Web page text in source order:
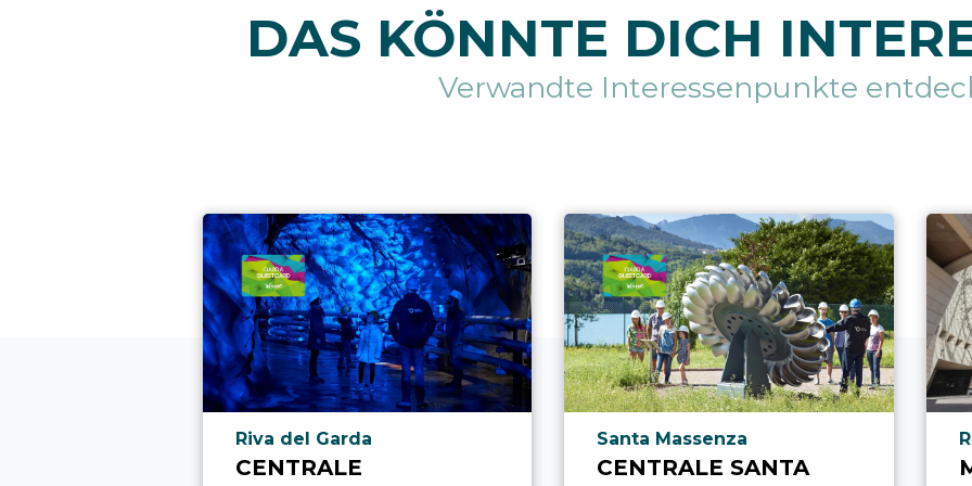
DAS KÖNNTE DICH
Verwandte Interessenpunkte
aria.poi_location_prefix
Riva del Garda
CENTRALE
aria.poi_location_prefix
Santa Massenza
CENTRALE SANTA